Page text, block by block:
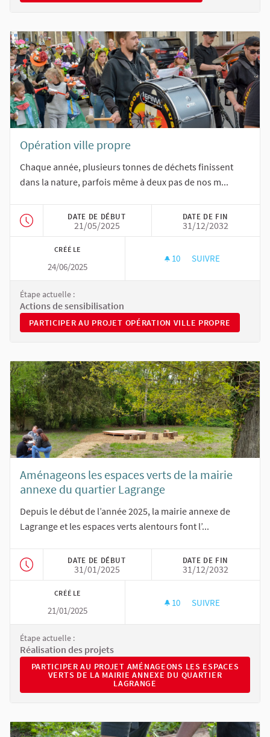
Opération ville propre
Chaque année, plusieurs tonnes de déchets finissent
dans la nature, parfois même à deux pas de nos m...
DATE DE DÉBUT
21/05/2025
DATE DE FIN
31/12/2032
CRÉÉ LE
24/06/2025
10 10 ABONNÉS
SUIVRE
Étape actuelle :
Actions de sensibilisation
PARTICIPER AU PROJET OPÉRATION VILLE PROPRE
PARTICIPER AU PROJET OPÉRATION VILLE PROPRE
Aménageons les espaces verts de la mairie
annexe du quartier Lagrange
Depuis le début de l’année 2025, la mairie annexe de
Lagrange et les espaces verts alentours font l’...
DATE DE DÉBUT
31/01/2025
DATE DE FIN
31/12/2032
CRÉÉ LE
21/01/2025
10 10 ABONNÉS
SUIVRE
Étape actuelle :
Réalisation des projets
PARTICIPER AU PROJET AMÉNAGEONS LES ESPACES
PARTICIPER AU PROJET AMÉNAGEONS LES ESPACES
VERTS DE LA MAIRIE ANNEXE DU QUARTIER
LAGRANGE